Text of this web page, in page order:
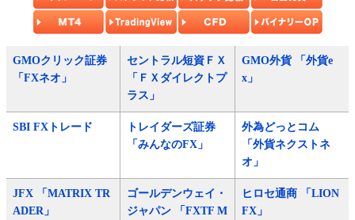
GMOクリック証券
「FXネオ」
セントラル短資ＦＸ
「ＦＸダイレクトプ
ラス」
GMO外貨 「外貨e
x」
SBI FXトレード
トレイダーズ証券
「みんなのFX」
外為どっとコム
「外貨ネクストネ
オ」
JFX 「MATRIX TR
ADER」
ゴールデンウェイ・
ジャパン 「FXTF M
ヒロセ通商 「LION
FX」